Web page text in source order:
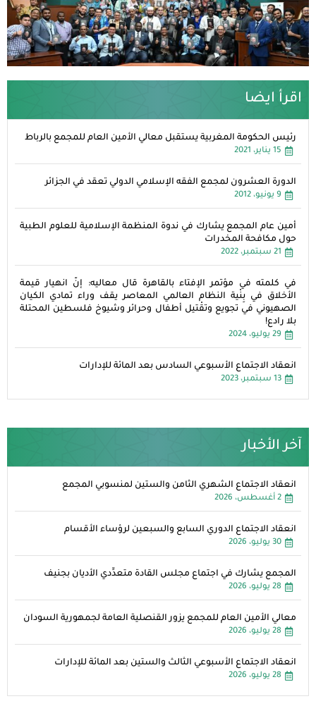
اقرأ ايضا
رئيس الحكومة المغربية يستقبل معالي الأمين العام للمجمع بالرباط
15 يناير، 2021
الدورة العشرون لمجمع الفقه الإسلامي الدولي تعقد في الجزائر
9 يونيو، 2012
أمين عام المجمع يشارك في ندوة المنظمة الإسلامية للعلوم الطبية
حول مكافحة المخدرات
21 سبتمبر، 2022
في كلمته في مؤتمر الإفتاء بالقاهرة قال معاليه: إنّ انهيار قيمة
الأخلاق في بِنْية النظام العالمي المعاصر يقف وراء تمادي الكيان
الصهيوني في تجويع وتقْتيل أطفال وحرائر وشيوخ فلسطين المحتلة
بلا رادع!
29 يوليو، 2024
انعقاد الاجتماع الأسبوعي السادس بعد المائة للإدارات
13 سبتمبر، 2023
آخر الأخبار
انعقاد الاجتماع الشهري الثامن والستين لمنسوبي المجمع
2 أغسطس، 2026
انعقاد الاجتماع الدوري السابع والسبعين لرؤساء الأقسام
30 يوليو، 2026
المجمع يشارك في اجتماع مجلس القادة متعدِّدي الأديان بجنيف
28 يوليو، 2026
معالي الأمين العام للمجمع يزور القنصلية العامة لجمهورية السودان
28 يوليو، 2026
انعقاد الاجتماع الأسبوعي الثالث والستين بعد المائة للإدارات
28 يوليو، 2026